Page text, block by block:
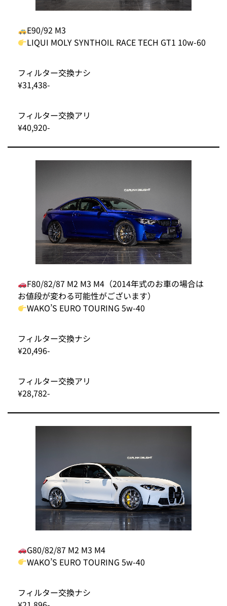
E90/92 M3
LIQUI MOLY SYNTHOIL RACE TECH GT1 10w-60
フィルター交換ナシ
¥31,438-
フィルター交換アリ
¥40,920-
F80/82/87 M2 M3 M4（2014年式のお車の場合は
お値段が変わる可能性がございます）
WAKO’S EURO TOURING 5w-40
フィルター交換ナシ
¥20,496-
フィルター交換アリ
¥28,782-
G80/82/87 M2 M3 M4
WAKO’S EURO TOURING 5w-40
フィルター交換ナシ